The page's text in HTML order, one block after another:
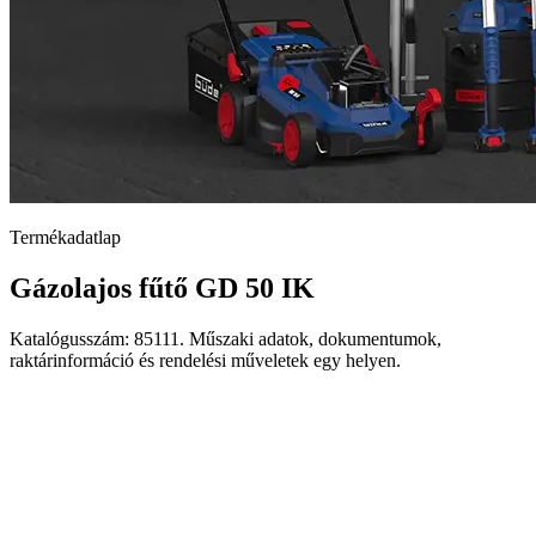
Termékadatlap
Gázolajos fűtő GD 50 IK
Katalógusszám: 85111. Műszaki adatok, dokumentumok,
raktárinformáció és rendelési műveletek egy helyen.